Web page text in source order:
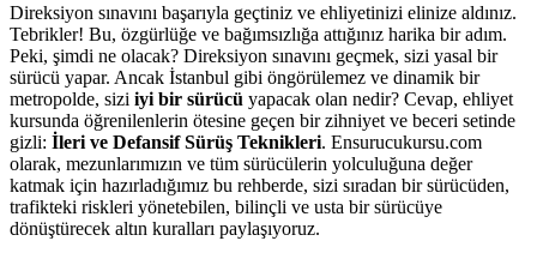
Direksiyon sınavını başarıyla geçtiniz ve ehliyetinizi elinize aldınız.
Tebrikler! Bu, özgürlüğe ve bağımsızlığa attığınız harika bir adım.
Peki, şimdi ne olacak? Direksiyon sınavını geçmek, sizi yasal bir
sürücü yapar. Ancak İstanbul gibi öngörülemez ve dinamik bir
metropolde, sizi iyi bir sürücü yapacak olan nedir? Cevap, ehliyet
kursunda öğrenilenlerin ötesine geçen bir zihniyet ve beceri setinde
gizli: İleri ve Defansif Sürüş Teknikleri. Ensurucukursu.com
olarak, mezunlarımızın ve tüm sürücülerin yolculuğuna değer
katmak için hazırladığımız bu rehberde, sizi sıradan bir sürücüden,
trafikteki riskleri yönetebilen, bilinçli ve usta bir sürücüye
dönüştürecek altın kuralları paylaşıyoruz.